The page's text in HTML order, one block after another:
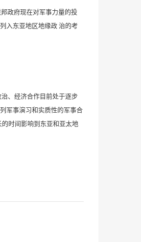
政府现在对军事力量的投
入东亚地区地缘政 治的考
、经济合作目前处于逐步
军事演习和实质性的军事合
时间影响到东亚和亚太地